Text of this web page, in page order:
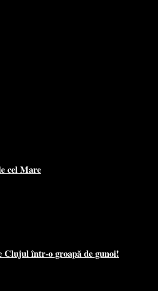
cel Mare
Clujul într-o groapă de gunoi!